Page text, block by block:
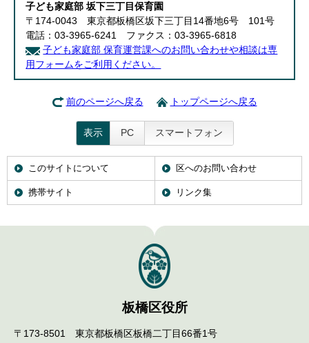
子ども家庭部 坂下三丁目保育園
〒174-0043 東京都板橋区坂下三丁目14番地6号 101号
電話：03-3965-6241 ファクス：03-3965-6818
子ども家庭部 保育運営課へのお問い合わせや相談は専
用フォームをご利用ください。
前のページへ戻る トップページへ戻る
表示 PC スマートフォン
このサイトについて 区へのお問い合わせ
携帯サイト リンク集
板橋区役所
〒173-8501 東京都板橋区板橋二丁目66番1号